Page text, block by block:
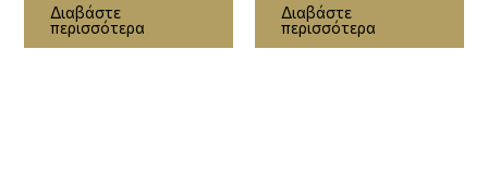
Διαβάστε
περισσότερα
Διαβάστε
περισσότερα